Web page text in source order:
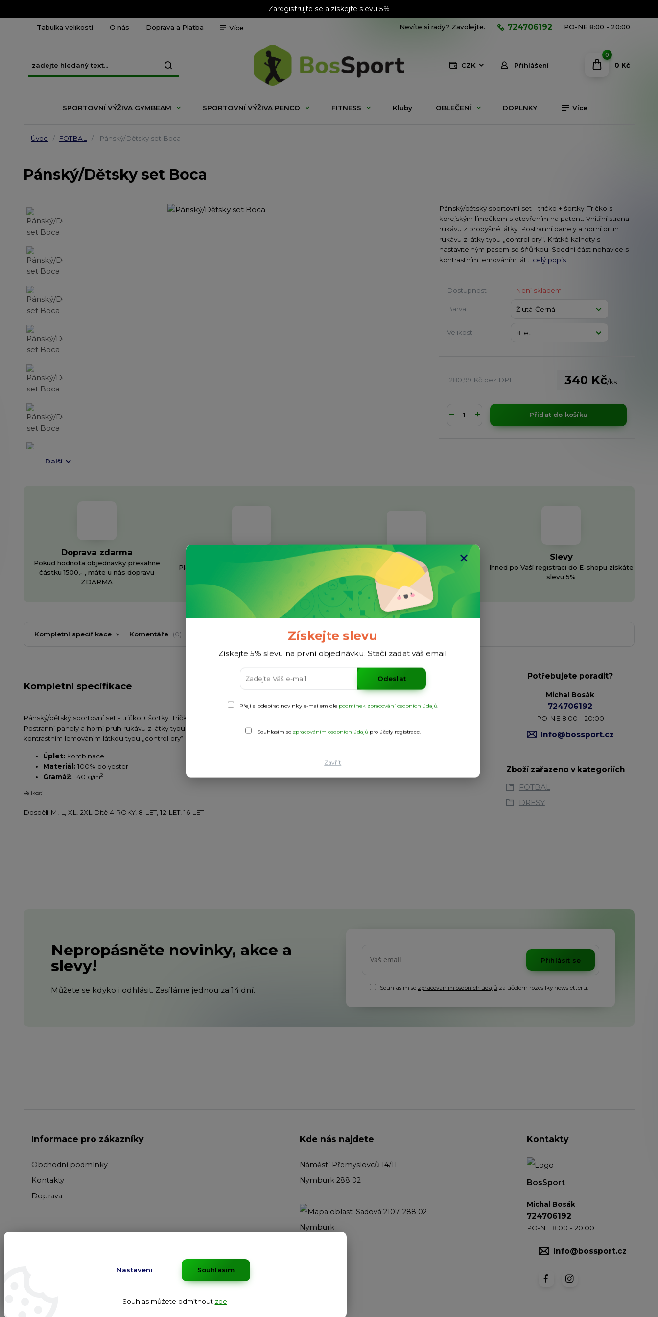
Zaregistrujte se a získejte slevu 5%
Tabulka velikostí O nás Doprava a Platba Více
CZK Přihlášení
Nevíte si rady? Zavolejte. 724706192 PO-NE 8:00 - 20:00
0
0 Kč
SPORTOVNÍ VÝŽIVA GYMBEAM SPORTOVNÍ VÝŽIVA PENCO FITNESS Kluby OBLEČENÍ DOPLNKY Více
Úvod FOTBAL Pánský/Dětsky set Boca
Pánský/Dětsky set Boca
Další
Pánský/dětský sportovní set - tričko + šortky. Tričko s
korejským límečkem s otevřením na patent. Vnitřní strana
rukávu z prodyšné látky. Postranní panely a horní pruh
rukávu z látky typu „control dry“. Krátké kalhoty s
nastavitelným pasem se šňůrkou. Spodní část nohavice s
kontrastním lemováním lát... celý popis
Dostupnost Není skladem
Barva
Velikost
340 Kč/ks
280,99 Kč bez DPH
Přidat do košíku
Doprava zdarma
Pokud hodnota objednávky přesáhne
částku 1500,- , máte u nás dopravu
ZDARMA
Individuální přístup
Plánujete větší nákup? Napište nám a třeba
Facebook
Jsme aktivní na sociélních sítí
Slevy
Ihned po Vaší registraci do E-shopu získáte
slevu 5%
Kompletní specifikace Komentáře 0
Kompletní specifikace
Pánský/dětský sportovní set - tričko + šortky. Tričko s korejským límečkem s otevřením na patent. Vnitřní strana rukávu z prodyšné látky.
Postranní panely a horní pruh rukávu z látky typu „control dry“. Krátké kalhoty s nastavitelným pasem se šňůrkou. Spodní část nohavice s
kontrastním lemováním látkou typu „control dry“. Odnímatelný štítek. Prodyšný model.
Úplet: kombinace
Materiál: 100% polyester
Gramáž: 140 g/m2
Velikosti
Dospělí M, L, XL, 2XL Dítě 4 ROKY, 8 LET, 12 LET, 16 LET
Potřebujete poradit?
Michal Bosák
724706192
PO-NE 8:00 - 20:00
Info@bossport.cz
Zboží zařazeno v kategoriích
FOTBAL
DRESY
Nepropásněte novinky, akce a
slevy!
Můžete se kdykoli odhlásit. Zasíláme jednou za 14 dní.
Přihlásit se
Souhlasím se zpracováním osobních údajů za účelem rozesílky newsletteru.
Informace pro zákazníky
Obchodní podmínky
Kontakty
Doprava.
Kde nás najdete
Náměstí Přemyslovců 14/11
Nymburk 288 02
Kontakty
BosSport
Michal Bosák
724706192
PO-NE 8:00 - 20:00
Info@bossport.cz
Získejte slevu
Získejte 5% slevu na první objednávku. Stačí zadat váš email
Odeslat
Přeji si odebírat novinky e-mailem dle podmínek zpracování osobních údajů.
Souhlasím se zpracováním osobních údajůpro účely registrace.
Zavřít
Nastavení Souhlasím
Souhlas můžete odmítnout zde